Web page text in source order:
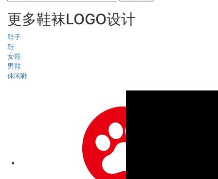
更多鞋袜LOGO设计
鞋子
鞋
女鞋
男鞋
休闲鞋